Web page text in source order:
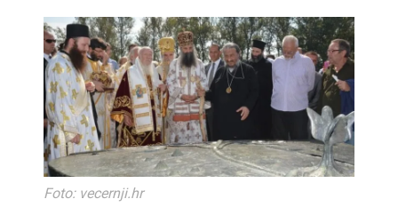
Foto: vecernji.hr